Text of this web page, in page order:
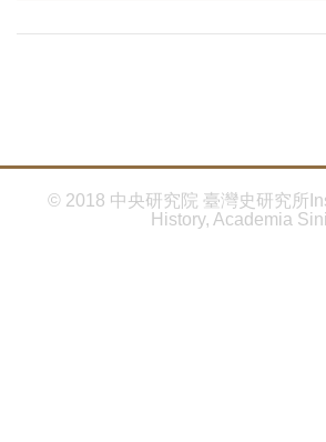
© 2018 中央研究院 臺灣史研究所
History, Academia